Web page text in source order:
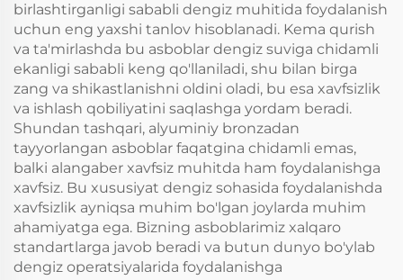
birlashtirganligi sababli dengiz muhitida foydalanish
uchun eng yaxshi tanlov hisoblanadi. Kema qurish
va ta'mirlashda bu asboblar dengiz suviga chidamli
ekanligi sababli keng qo'llaniladi, shu bilan birga
zang va shikastlanishni oldini oladi, bu esa xavfsizlik
va ishlash qobiliyatini saqlashga yordam beradi.
Shundan tashqari, alyuminiy bronzadan
tayyorlangan asboblar faqatgina chidamli emas,
balki alangaber xavfsiz muhitda ham foydalanishga
xavfsiz. Bu xususiyat dengiz sohasida foydalanishda
xavfsizlik ayniqsa muhim bo'lgan joylarda muhim
ahamiyatga ega. Bizning asboblarimiz xalqaro
standartlarga javob beradi va butun dunyo bo'ylab
dengiz operatsiyalarida foydalanishga